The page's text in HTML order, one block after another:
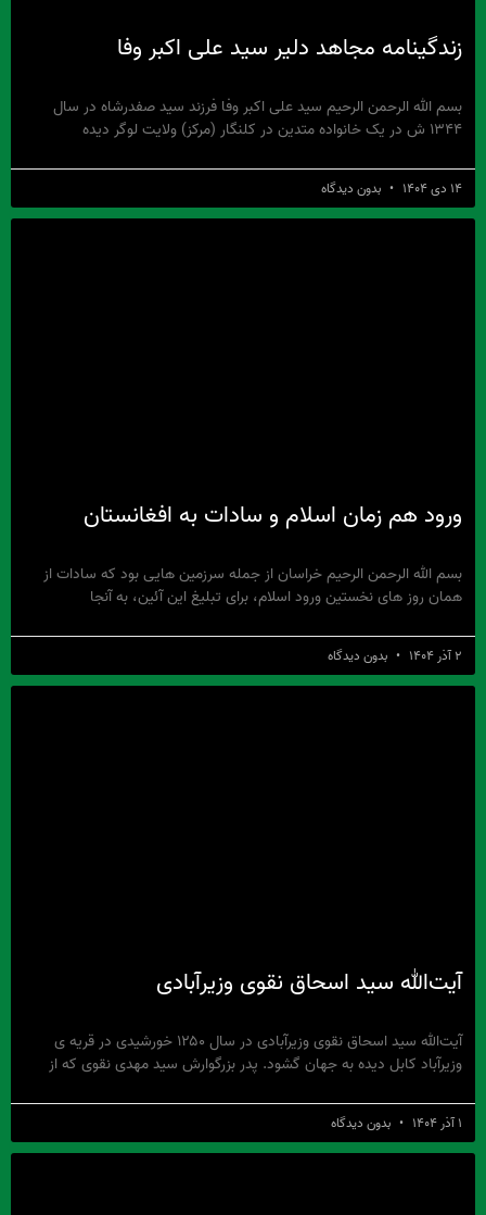
زندگینامه مجاهد دلیر سید علی اکبر وفا
بسم الله الرحمن الرحیم سید علی اکبر وفا فرزند سید صفدرشاه در سال
۱۳۴۴ ش در یک خانواده متدین در کلنگار (مرکز) ولایت لوگر دیده
۱۴ دی ۱۴۰۴ بدون دیدگاه
ورود هم‏ زمان اسلام و سادات به‏ افغانستان
بسم الله الرحمن الرحیم خراسان از جمله سرزمین‏ هایی بود که سادات از
همان روز های نخستین ورود اسلام، برای تبلیغ این آئین، به ‏آن‏جا
۲ آذر ۱۴۰۴ بدون دیدگاه
آیت‌الله سید اسحاق نقوی وزیرآبادی
آیت‌الله سید اسحاق نقوی وزیرآبادی در سال ۱۲۵۰ خورشیدی در قریه‏ ی
وزیرآباد کابل دیده به جهان گشود. پدر بزرگوارش سید مهدی نقوی که از
۱ آذر ۱۴۰۴ بدون دیدگاه